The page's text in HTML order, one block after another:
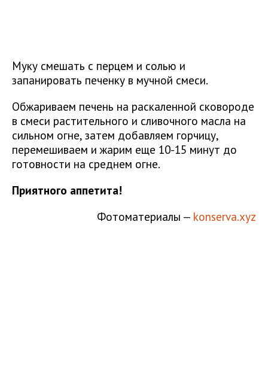
Муку смешать с перцем и солью и
запанировать печенку в мучной смеси.
Обжариваем печень на раскаленной сковороде
в смеси растительного и сливочного масла на
сильном огне, затем добавляем горчицу,
перемешиваем и жарим еще 10-15 минут до
готовности на среднем огне.
Приятного аппетита!
Фотоматериалы — konserva.xyz